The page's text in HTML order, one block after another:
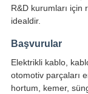
R&D kurumları için
idealdir.
Başvurular
Elektrikli kablo,
otomotiv parçaları
hortum, kemer,